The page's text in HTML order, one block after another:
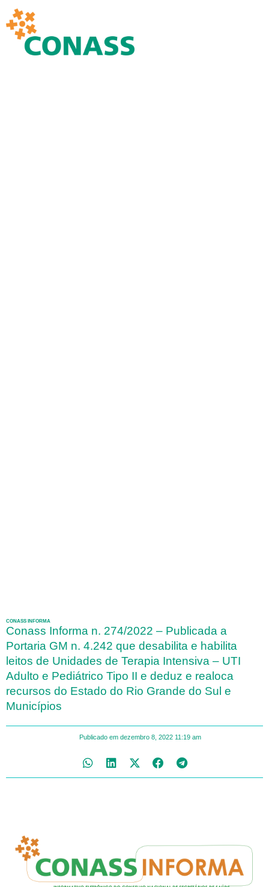
CONASS INFORMA
Conass Informa n. 274/2022 – Publicada a
Portaria GM n. 4.242 que desabilita e habilita
leitos de Unidades de Terapia Intensiva – UTI
Adulto e Pediátrico Tipo II e deduz e realoca
recursos do Estado do Rio Grande do Sul e
Municípios
Publicado em dezembro 8, 2022 11:19 am